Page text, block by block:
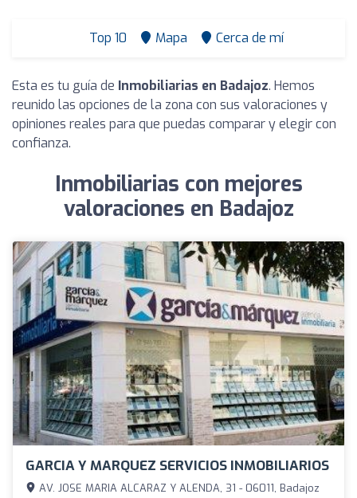
Top 10 Mapa Cerca de mí
Esta es tu guía de Inmobiliarias en Badajoz. Hemos
reunido las opciones de la zona con sus valoraciones y
opiniones reales para que puedas comparar y elegir con
confianza.
Inmobiliarias con mejores
valoraciones en Badajoz
GARCIA Y MARQUEZ SERVICIOS INMOBILIARIOS
AV. JOSE MARIA ALCARAZ Y ALENDA, 31 - 06011, Badajoz